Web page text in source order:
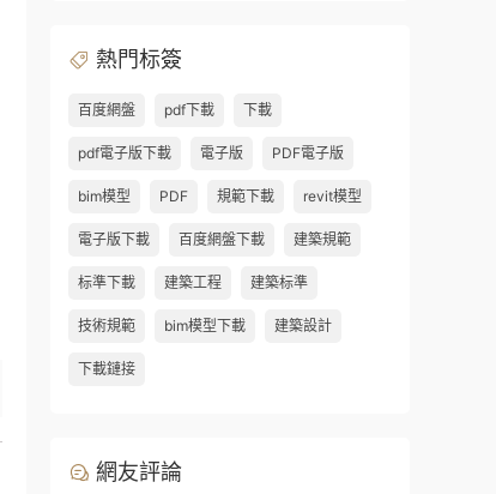
熱門标簽
百度網盤 pdf下載 下載
pdf電子版下載 電子版 PDF電子版
bim模型 PDF 規範下載 revit模型
電子版下載 百度網盤下載 建築規範
标準下載 建築工程 建築标準
技術規範 bim模型下載 建築設計
下載鏈接
網友評論